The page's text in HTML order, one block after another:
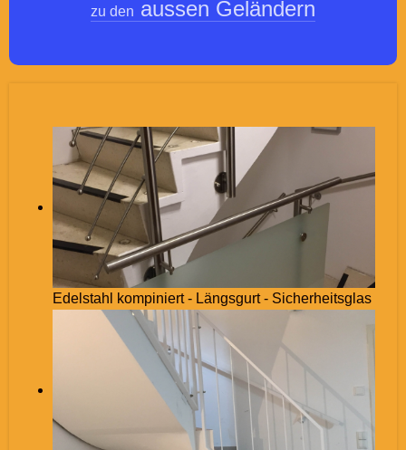
zu den aussen Geländern
Edelstahl kompiniert - Längsgurt - Sicherheitsglas